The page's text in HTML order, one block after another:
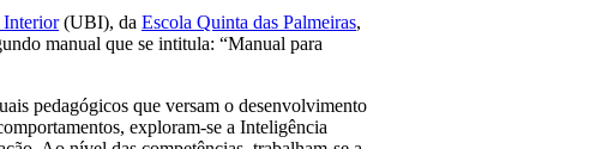
Interior(UBI), da Escola Quinta das Palmeiras,
manual que se intitula: “Manual para
pedagógicos que versam o desenvolvimento
exploram-se a Inteligência